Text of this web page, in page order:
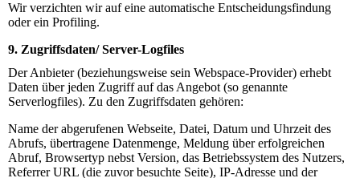
Wir verzichten wir auf eine automatische Entscheidungsfindung
oder ein Profiling.
9. Zugriffsdaten/ Server-Logfiles
Der Anbieter (beziehungsweise sein Webspace-Provider) erhebt
Daten über jeden Zugriff auf das Angebot (so genannte
Serverlogfiles). Zu den Zugriffsdaten gehören:
Name der abgerufenen Webseite, Datei, Datum und Uhrzeit des
Abrufs, übertragene Datenmenge, Meldung über erfolgreichen
Abruf, Browsertyp nebst Version, das Betriebssystem des Nutzers,
Referrer URL (die zuvor besuchte Seite), IP-Adresse und der